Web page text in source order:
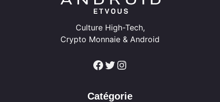
Culture High-Tech,
Crypto Monnaie & Android
Facebook Twitter Instagram
Catégorie